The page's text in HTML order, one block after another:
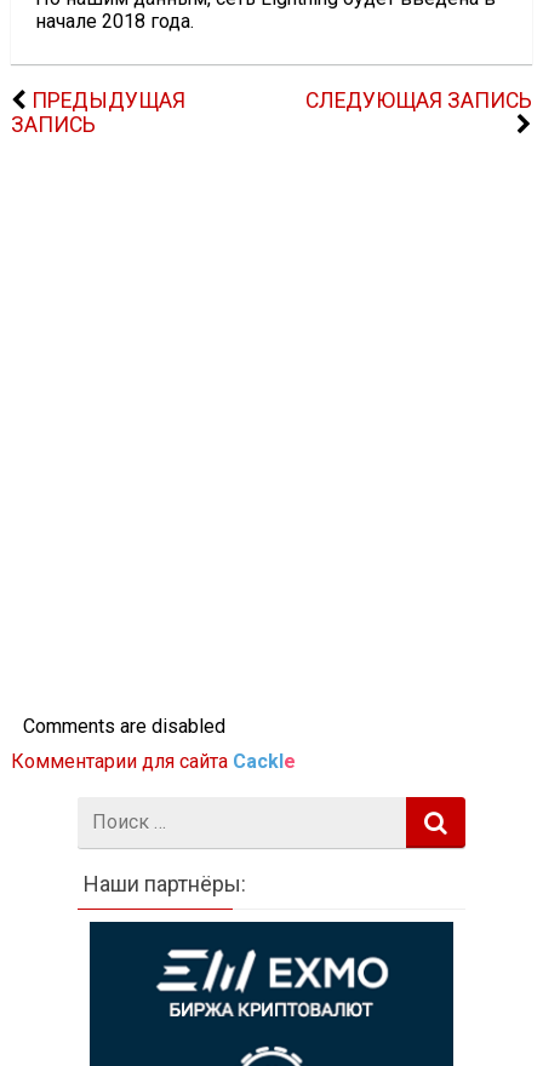
начале 2018 года.
ПРЕДЫДУЩАЯ
ЗАПИСЬ
СЛЕДУЮЩАЯ ЗАПИСЬ
Comments are disabled
Комментарии для сайта Cackle
Поиск:
Наши партнёры: